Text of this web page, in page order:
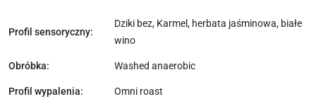
Profil sensoryczny:
Dziki bez, Karmel, herbata jaśminowa, białe
wino
Obróbka: Washed anaerobic
Profil wypalenia: Omni roast